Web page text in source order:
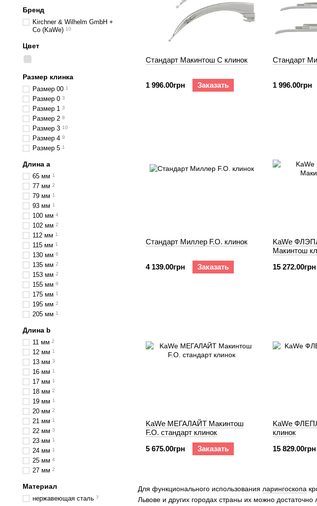
Для функционального использования ларингоскопа
Львове и других городах страны их можно
Cтандарт Макинтош C клинок
1 996.00грн Заказать
Cтандарт
1 996.00грн
Cтандарт Миллер F.O. клинок
4 139.00грн Заказать
KaWe
Макинтош
15 272.00грн
KaWe МЕГАЛАЙТ Макинтош
F.O. cтандарт клинок
5 675.00грн
Заказать
KaWe
клинок
15 829.00грн
Бренд
Kirchner & Wilhelm GmbH +
Co (KaWe) 10
Цвет
Размер клинка
Размер 00 1
Размер 0 3
Размер 1 3
Размер 2 8
Размер 3 10
Размер 4 9
Размер 5 1
Длина а
65 мм 1
77 мм 2
79 мм 1
93 мм 1
100 мм 4
102 мм 2
112 мм 1
115 мм 1
130 мм 6
135 мм 2
153 мм 2
155 мм 8
175 мм 1
195 мм 2
205 мм 1
Длина b
11 мм 2
12 мм 1
13 мм 3
16 мм 1
17 мм 1
18 мм 2
19 мм 1
20 мм 2
21 мм 1
22 мм 3
23 мм 1
24 мм 1
25 мм 4
27 мм 2
Материал
нержавеющая сталь 7